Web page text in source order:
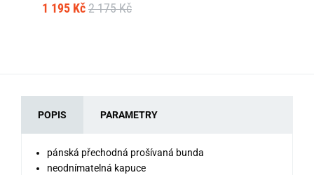
1 195 Kč 2 175 Kč
POPIS PARAMETRY
pánská přechodná prošívaná bunda
neodnímatelná kapuce